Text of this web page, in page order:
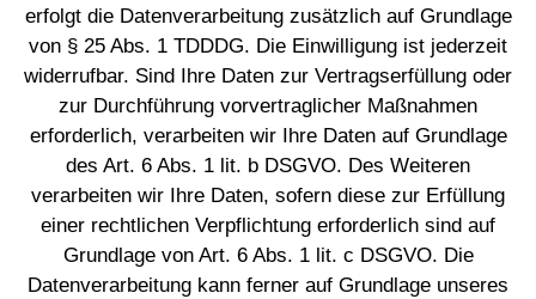
erfolgt die Datenverarbeitung zusätzlich auf Grundlage
von § 25 Abs. 1 TDDDG. Die Einwilligung ist jederzeit
widerrufbar. Sind Ihre Daten zur Vertragserfüllung oder
zur Durchführung vorvertraglicher Maßnahmen
erforderlich, verarbeiten wir Ihre Daten auf Grundlage
des Art. 6 Abs. 1 lit. b DSGVO. Des Weiteren
verarbeiten wir Ihre Daten, sofern diese zur Erfüllung
einer rechtlichen Verpflichtung erforderlich sind auf
Grundlage von Art. 6 Abs. 1 lit. c DSGVO. Die
Datenverarbeitung kann ferner auf Grundlage unseres